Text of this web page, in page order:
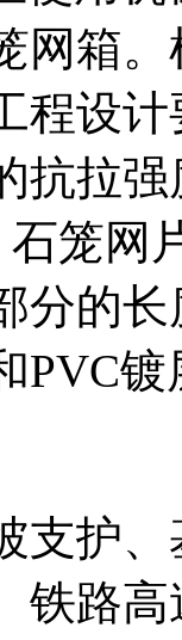
网箱
程设
抗拉
石笼网
分的
PVC
支护
铁路